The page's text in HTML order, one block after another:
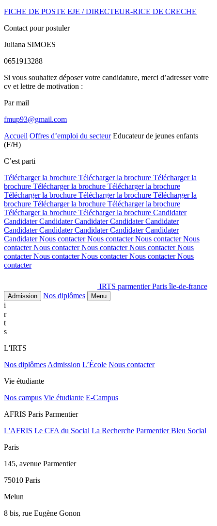
FICHE DE POSTE EJE / DIRECTEUR-RICE DE CRECHE
Contact pour postuler
Juliana SIMOES
0651913288
Si vous souhaitez déposer votre candidature, merci d’adresser votre
cv et lettre de motivation :
Par mail
fmup93@gmail.com
Accueil Offres d’emploi du secteur Educateur de jeunes enfants
(F/H)
C’est parti
Télécharger la brochure Télécharger la brochure Télécharger la
brochure Télécharger la brochure Télécharger la brochure
Télécharger la brochure Télécharger la brochure Télécharger la
brochure Télécharger la brochure Télécharger la brochure
Télécharger la brochure Télécharger la brochure Candidater
CandidaterCandidaterCandidaterCandidaterCandidater
CandidaterCandidaterCandidaterCandidaterCandidater
CandidaterNous contacterNous contacterNous contacterNous
contacterNous contacterNous contacterNous contacterNous
contacterNous contacterNous contacterNous contacterNous
contacter
IRTS parmentier Paris île-de-france
Admission Nos diplômes Menu
i
r
t
s
L'IRTS
Nos diplômes Admission L’École Nous contacter
Vie étudiante
Nos campus Vie étudiante E-Campus
AFRIS Paris Parmentier
L'AFRIS Le CFA du Social La Recherche Parmentier Bleu Social
Paris
145, avenue Parmentier
75010 Paris
Melun
8 bis, rue Eugène Gonon